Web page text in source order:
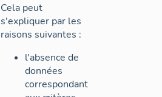
Cela peut
s'expliquer par les
raisons suivantes :
l'absence de
données
correspondant